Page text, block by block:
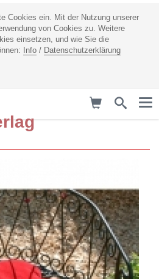
Cookies ein. Mit der Nutzung unserer
von Cookies zu. Weitere
einsetzen, und wie Sie die
Info / Datenschutzerklärung